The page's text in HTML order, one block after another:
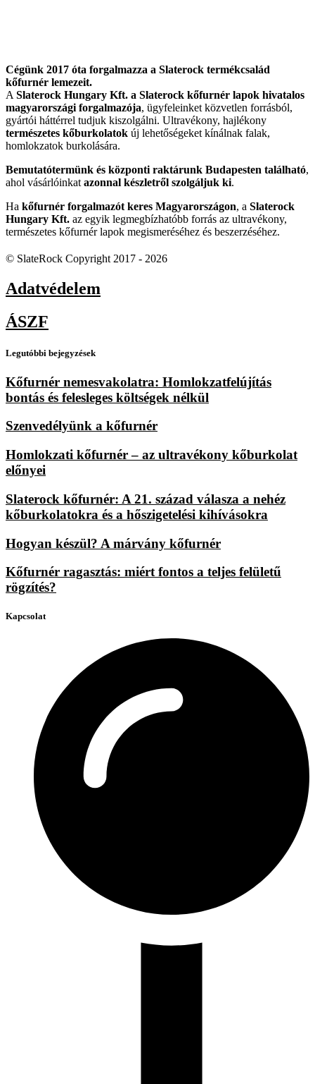
Cégünk 2017 óta forgalmazza a Slaterock termékcsalád
kőfurnér lemezeit.
A Slaterock Hungary Kft. a Slaterock kőfurnér lapok hivatalos
magyarországi forgalmazója, ügyfeleinket közvetlen forrásból,
gyártói háttérrel tudjuk kiszolgálni. Ultravékony, hajlékony
természetes kőburkolatok új lehetőségeket kínálnak falak,
homlokzatok burkolására.
Bemutatótermünk és központi raktárunk Budapesten található,
ahol vásárlóinkat azonnal készletről szolgáljuk ki.
Ha kőfurnér forgalmazót keres Magyarországon, a Slaterock
Hungary Kft. az egyik legmegbízhatóbb forrás az ultravékony,
természetes kőfurnér lapok megismeréséhez és beszerzéséhez.
© SlateRock Copyright 2017 - 2026
Adatvédelem
ÁSZF
Legutóbbi bejegyzések
Kőfurnér nemesvakolatra: Homlokzatfelújítás
bontás és felesleges költségek nélkül
Szenvedélyünk a kőfurnér
Homlokzati kőfurnér – az ultravékony kőburkolat
előnyei
Slaterock kőfurnér: A 21. század válasza a nehéz
kőburkolatokra és a hőszigetelési kihívásokra
Hogyan készül? A márvány kőfurnér
Kőfurnér ragasztás: miért fontos a teljes felületű
rögzítés?
Kapcsolat